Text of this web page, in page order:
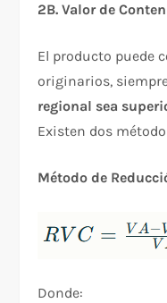
2B. Valor de
El producto puede
originarios,
regional sea
Existen dos
Método de
Donde: